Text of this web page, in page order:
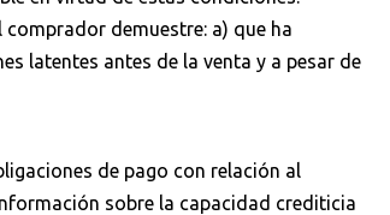
demuestre: a) que ha
latentes antes de la venta y a pesar de
de pago con relación al
sobre la capacidad crediticia